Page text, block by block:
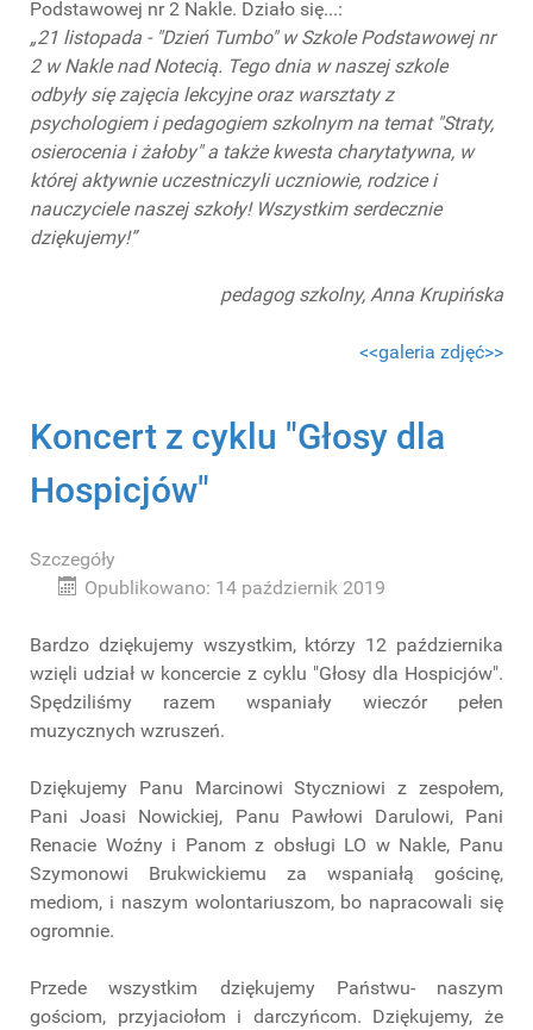
Podstawowej nr 2 Nakle. Działo się...:
„21 listopada - "Dzień Tumbo" w Szkole Podstawowej nr
2 w Nakle nad Notecią. Tego dnia w naszej szkole
odbyły się zajęcia lekcyjne oraz warsztaty z
psychologiem i pedagogiem szkolnym na temat "Straty,
osierocenia i żałoby" a także kwesta charytatywna, w
której aktywnie uczestniczyli uczniowie, rodzice i
nauczyciele naszej szkoły! Wszystkim serdecznie
dziękujemy!”
pedagog szkolny, Anna Krupińska
<<galeria zdjęć>>
Koncert z cyklu "Głosy dla
Hospicjów"
Szczegóły
Opublikowano: 14 październik 2019
Bardzo dziękujemy wszystkim, którzy 12 października
wzięli udział w koncercie z cyklu "Głosy dla Hospicjów".
Spędziliśmy razem wspaniały wieczór pełen
muzycznych wzruszeń.
Dziękujemy Panu Marcinowi Styczniowi z zespołem,
Pani Joasi Nowickiej, Panu Pawłowi Darulowi, Pani
Renacie Woźny i Panom z obsługi LO w Nakle, Panu
Szymonowi Brukwickiemu za wspaniałą gościnę,
mediom, i naszym wolontariuszom, bo napracowali się
ogromnie.
Przede wszystkim dziękujemy Państwu- naszym
gościom, przyjaciołom i darczyńcom. Dziękujemy, że